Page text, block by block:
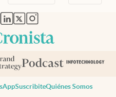
en nueva pestaña
abre en nueva pestaña
abre en nueva pestaña
abre en nueva pestaña
abre en nueva pestaña
SuscribiteQuiénes Somos